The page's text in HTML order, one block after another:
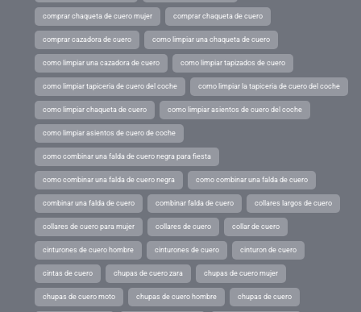
comprar chaqueta de cuero mujer comprar chaqueta de cuero
comprar cazadora de cuero como limpiar una chaqueta de cuero
como limpiar una cazadora de cuero como limpiar tapizados de cuero
como limpiar tapiceria de cuero del coche como limpiar la tapiceria de cuero del coche
como limpiar chaqueta de cuero como limpiar asientos de cuero del coche
como limpiar asientos de cuero de coche
como combinar una falda de cuero negra para fiesta
como combinar una falda de cuero negra como combinar una falda de cuero
combinar una falda de cuero combinar falda de cuero collares largos de cuero
collares de cuero para mujer collares de cuero collar de cuero
cinturones de cuero hombre cinturones de cuero cinturon de cuero
cintas de cuero chupas de cuero zara chupas de cuero mujer
chupas de cuero moto chupas de cuero hombre chupas de cuero